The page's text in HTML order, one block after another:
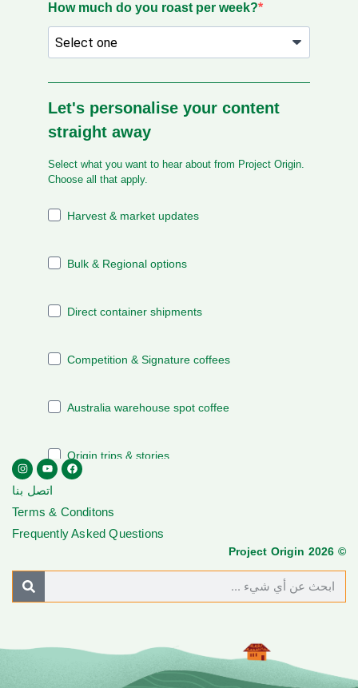
اتصل بنا
Terms & Conditons
Frequently Asked Questions
© Project Origin 2026